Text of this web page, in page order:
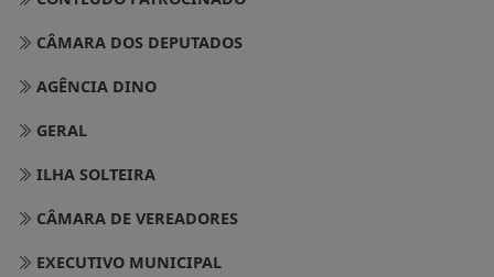
CÂMARA DOS DEPUTADOS
AGÊNCIA DINO
GERAL
ILHA SOLTEIRA
CÂMARA DE VEREADORES
EXECUTIVO MUNICIPAL